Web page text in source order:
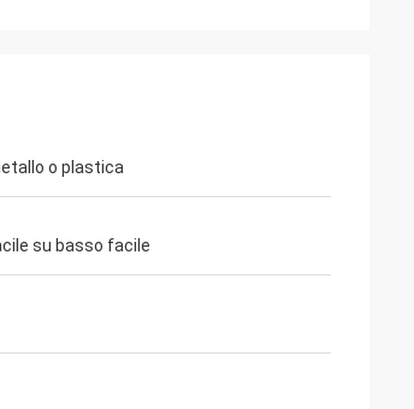
o plastica
su basso facile